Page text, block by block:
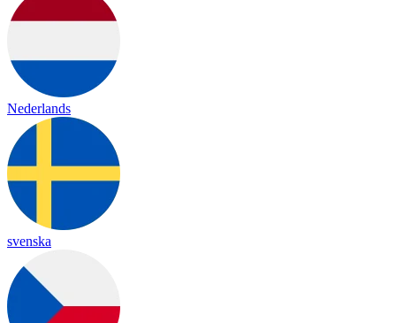
Nederlands
svenska